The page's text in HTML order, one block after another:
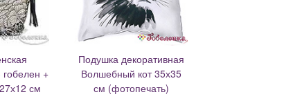
+
см
Подушка декоративная
Волшебный кот 35х35
см (фотопечать)